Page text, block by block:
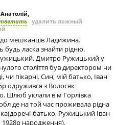
,
удалить ложный
мешканців Ладижина.
будь ласка знайти рідню.
Дмитро Ружицький у
століття був директором чи
чи пікарні. Син, мій батько, Іван
одружився з Волосяк
Шлюб уклали в м Горлівка
де на той час проживала рідна
батько, Ружицький Іван
народження).